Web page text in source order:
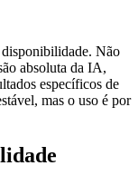
Não
absoluta da IA,
específicos de
mas o uso é por